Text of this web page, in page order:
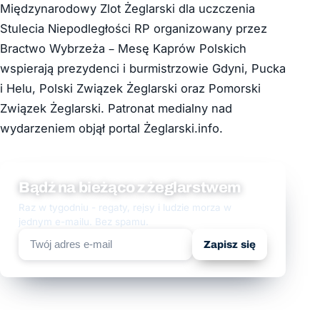
Międzynarodowy Zlot Żeglarski dla uczczenia
Stulecia Niepodległości RP organizowany przez
Bractwo Wybrzeża – Mesę Kaprów Polskich
wspierają prezydenci i burmistrzowie Gdyni, Pucka
i Helu, Polski Związek Żeglarski oraz Pomorski
Związek Żeglarski. Patronat medialny nad
wydarzeniem objął portal Żeglarski.info.
Bądź na bieżąco z żeglarstwem
Raz w tygodniu - regaty, rejsy i ludzie morza w
jednym e-mailu. Bez spamu.
Zapisz się